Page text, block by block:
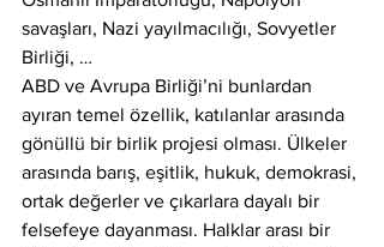
savaşları, Nazi yayılmacılığı, Sovyetler
Birliği, …
ABD ve Avrupa Birliği’ni bunlardan
ayıran temel özellik, katılanlar arasında
gönüllü bir birlik projesi olması. Ülkeler
arasında barış, eşitlik, hukuk, demokrasi,
ortak değerler ve çıkarlara dayalı bir
felsefeye dayanması. Halklar arası bir